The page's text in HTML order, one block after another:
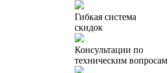
Гибкая система
скидок
Консультации по
техническим вопросам